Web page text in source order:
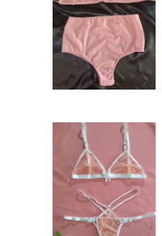
Bikini tiro alto y
triángulos Rosa –
MARILYN
13.000,00
Conjunto de
plumeti Rosa –
AMELIA